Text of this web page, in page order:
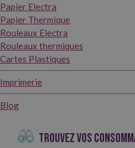
Papier Electra
Papier Thermique
Rouleaux Electra
Rouleaux thermiques
Cartes Plastiques
Imprimerie
Blog
TROUVEZ VOS